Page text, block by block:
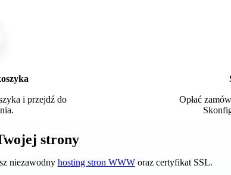
i przejdź do
Opłać
strony
niezawodny hosting stron WWWoraz certyfikat SSL.